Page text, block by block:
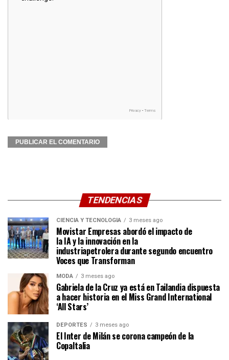
TENDENCIAS
CIENCIA Y TECNOLOGÍA 3 meses ago
Movistar Empresas abordó el impacto de
la IA y la innovación en la
industriapetrolera durante segundo encuentro
Voces que Transforman
MODA 3 meses ago
Gabriela de la Cruz ya está en Tailandia dispuesta
a hacer historia en el Miss Grand International
‘All Stars’
DEPORTES 3 meses ago
El Inter de Milán se corona campeón de la
CopaItalia